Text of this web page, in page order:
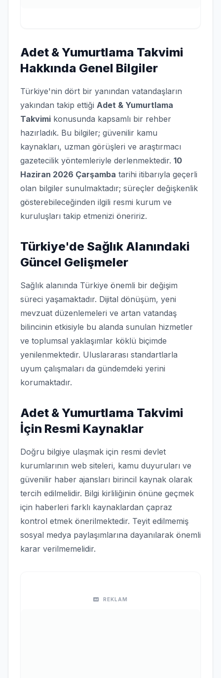
Adet & Yumurtlama Takvimi
Hakkında Genel Bilgiler
Türkiye'nin dört bir yanından vatandaşların
yakından takip ettiği Adet & Yumurtlama
Takvimi konusunda kapsamlı bir rehber
hazırladık. Bu bilgiler; güvenilir kamu
kaynakları, uzman görüşleri ve araştırmacı
gazetecilik yöntemleriyle derlenmektedir. 10
Haziran 2026 Çarşamba tarihi itibarıyla geçerli
olan bilgiler sunulmaktadır; süreçler değişkenlik
gösterebileceğinden ilgili resmi kurum ve
kuruluşları takip etmenizi öneririz.
Türkiye'de Sağlık Alanındaki
Güncel Gelişmeler
Sağlık alanında Türkiye önemli bir değişim
süreci yaşamaktadır. Dijital dönüşüm, yeni
mevzuat düzenlemeleri ve artan vatandaş
bilincinin etkisiyle bu alanda sunulan hizmetler
ve toplumsal yaklaşımlar köklü biçimde
yenilenmektedir. Uluslararası standartlarla
uyum çalışmaları da gündemdeki yerini
korumaktadır.
Adet & Yumurtlama Takvimi
İçin Resmi Kaynaklar
Doğru bilgiye ulaşmak için resmi devlet
kurumlarının web siteleri, kamu duyuruları ve
güvenilir haber ajansları birincil kaynak olarak
tercih edilmelidir. Bilgi kirliliğinin önüne geçmek
için haberleri farklı kaynaklardan çapraz
kontrol etmek önerilmektedir. Teyit edilmemiş
sosyal medya paylaşımlarına dayanılarak önemli
karar verilmemelidir.
REKLAM